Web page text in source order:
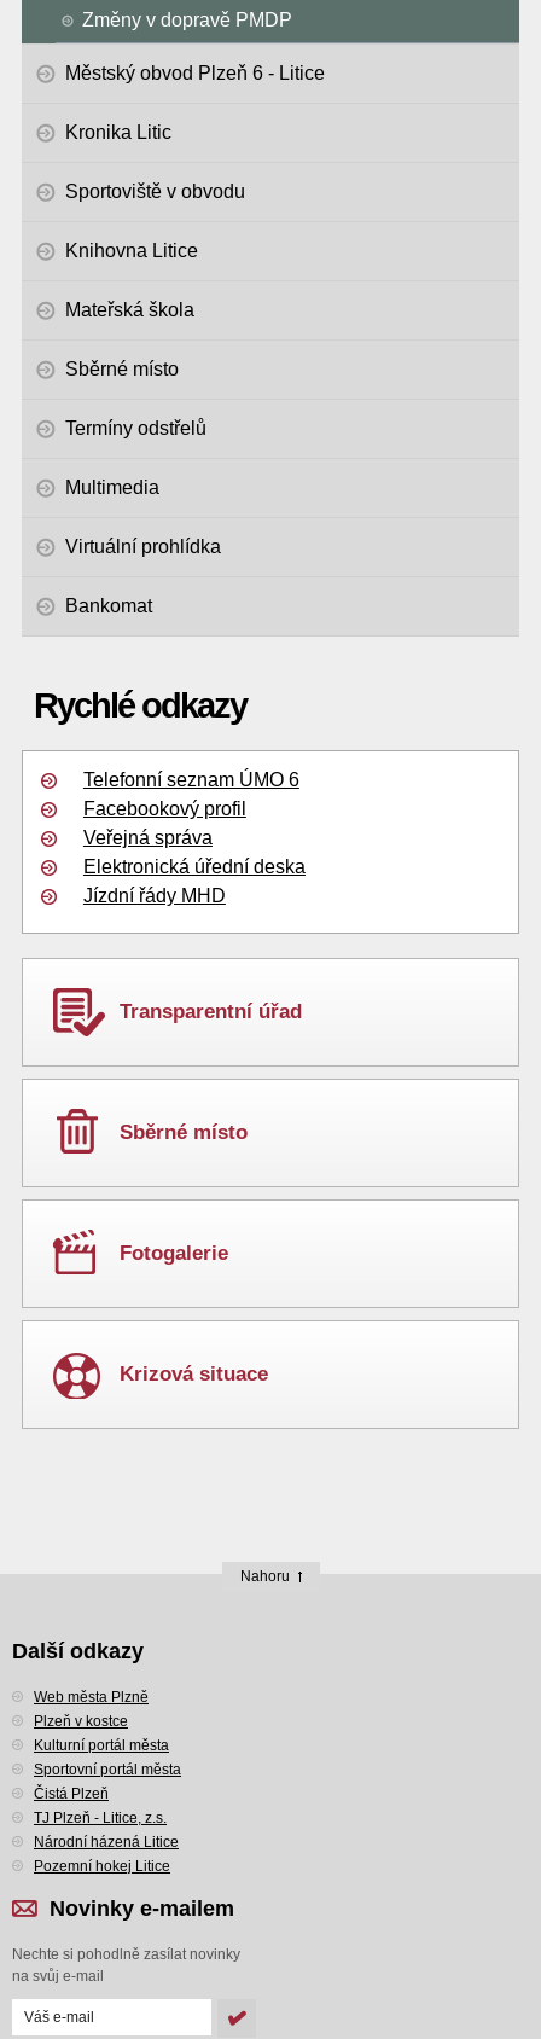
Změny v dopravě PMDP
Městský obvod Plzeň 6 - Litice
Kronika Litic
Sportoviště v obvodu
Knihovna Litice
Mateřská škola
Sběrné místo
Termíny odstřelů
Multimedia
Virtuální prohlídka
Bankomat
Rychlé odkazy
Telefonní seznam ÚMO 6
Facebookový profil
Veřejná správa
Elektronická úřední deska
Jízdní řády MHD
Transparentní úřad
Sběrné místo
Fotogalerie
Krizová situace
Nahoru
Další odkazy
Web města Plzně
Plzeň v kostce
Kulturní portál města
Sportovní portál města
Čistá Plzeň
TJ Plzeň - Litice, z.s.
Národní házená Litice
Pozemní hokej Litice
Novinky e-mailem
Nechte si pohodlně zasílat novinky
na svůj e-mail